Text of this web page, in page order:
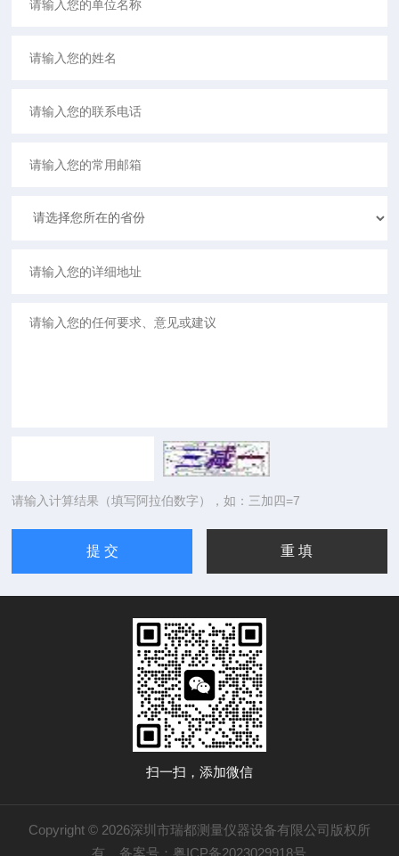
请输入计算结果（填写阿拉伯数字），如：三加四=7
扫一扫，添加微信
Copyright © 2026深圳市瑞都测量仪器设备有限公司版权所
有 备案号：粤ICP备2023029918号